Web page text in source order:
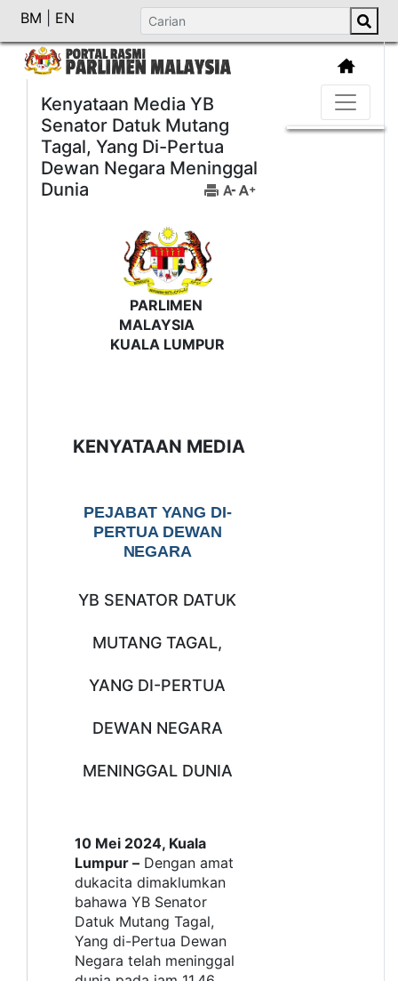
BM EN
Kenyataan Media YB
Senator Datuk Mutang
Tagal, Yang Di-Pertua
Dewan Negara Meninggal
Dunia
PARLIMEN
MALAYSIA
KUALA LUMPUR
KENYATAAN MEDIA
PEJABAT YANG DI-
PERTUA DEWAN
NEGARA
YB SENATOR DATUK
MUTANG TAGAL,
YANG DI-PERTUA
DEWAN NEGARA
MENINGGAL DUNIA
10 Mei 2024, Kuala
Lumpur –Dengan amat
dukacita dimaklumkan
bahawa YB Senator
Datuk Mutang Tagal,
Yang di-Pertua Dewan
Negara telah meninggal